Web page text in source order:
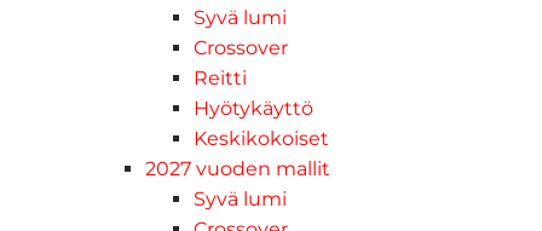
Syvä lumi
Crossover
Reitti
Hyötykäyttö
Keskikokoiset
2027 vuoden mallit
Syvä lumi